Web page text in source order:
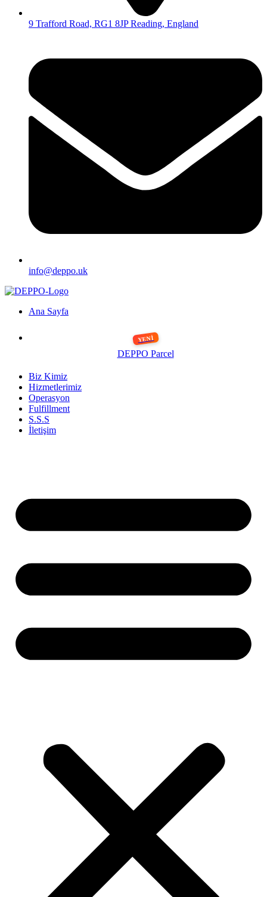
9 Trafford Road, RG1 8JP Reading, England
info@deppo.uk
Ana Sayfa
DEPPO Parcel
Biz Kimiz
Hizmetlerimiz
Operasyon
Fulfillment
S.S.S
İletişim